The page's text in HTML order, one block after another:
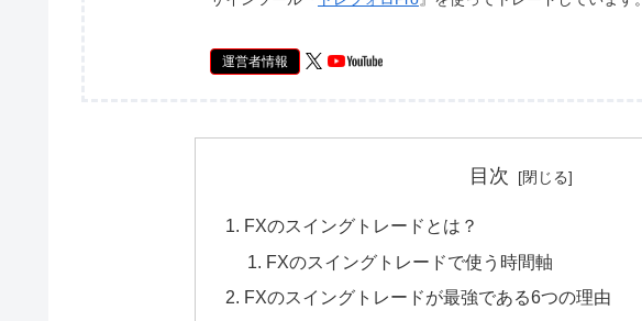
運営者情報
目次
FXのスイングトレードとは？
FXのスイングトレードで使う時間軸
FXのスイングトレードが最強である6つの理由